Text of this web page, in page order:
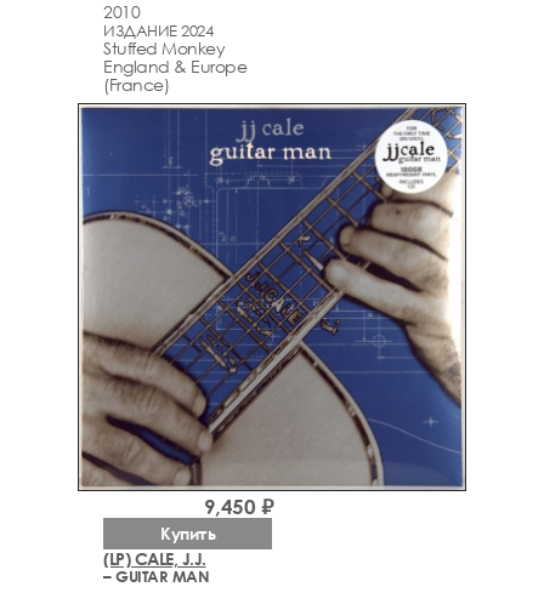
2010
ИЗДАНИЕ 2024
Stuffed Monkey
England & Europe
(France)
(LP) CALE, J.J.
– GUITAR MAN
9,450 ₽
Купить